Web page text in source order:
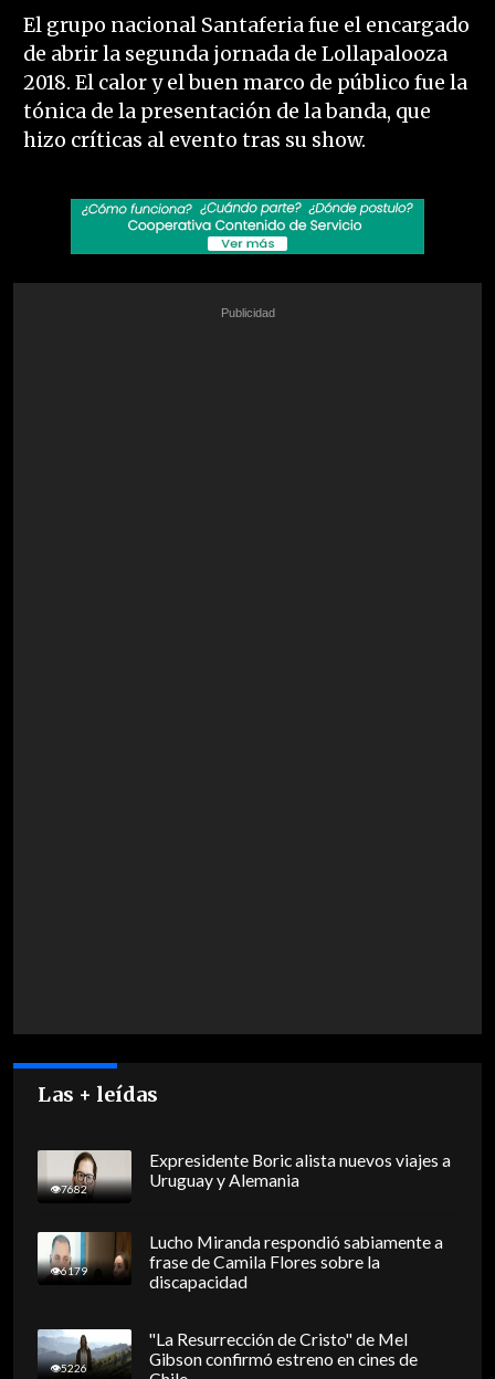
El grupo nacional Santaferia fue el encargado
de abrir la segunda jornada de Lollapalooza
2018. El calor y el buen marco de público fue la
tónica de la presentación de la banda, que
hizo críticas al evento tras su show.
Las + leídas
7682
Expresidente Boric alista nuevos viajes a
Uruguay y Alemania
6179
Lucho Miranda respondió sabiamente a
frase de Camila Flores sobre la
discapacidad
5226
"La Resurrección de Cristo" de Mel
Gibson confirmó estreno en cines de